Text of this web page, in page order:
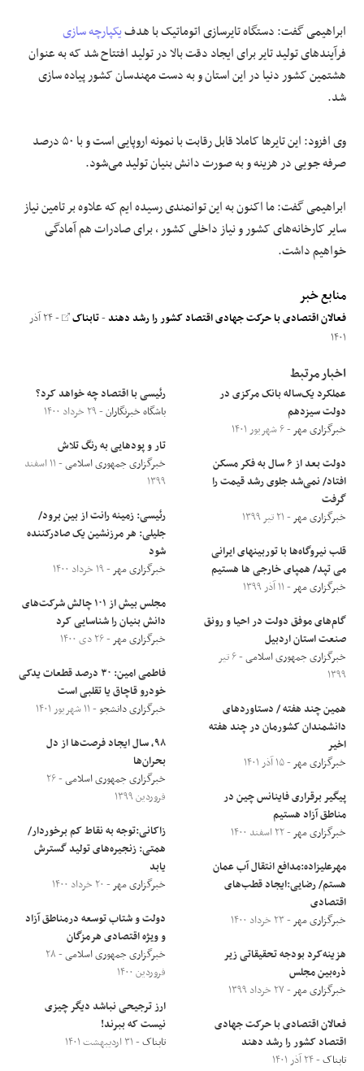
ابراهیمی گفت: دستگاه تایرسازی اتوماتیک با هدفیکپارچه سازی
فرآیند‌های تولید تایر برای ایجاد دقت بالا در تولید افتتاح شد که به عنوان
هشتمین کشور دنیا در این استان و به دست مهندسان کشور پیاده سازی
شد.
وی افزود: این تایر‌ها کاملا قابل رقابت با نمونه اروپایی است و با ۵۰ درصد
صرفه جویی در هزینه و به صورت دانش بنیان تولید می‌شود.
ابراهیمی گفت: ما اکنون به این توانمندی رسیده ایم که علاوه بر تامین نیاز
سایر کارخانه‌های کشور و نیاز داخلی کشور ، برای صادرات هم آمادگی
خواهیم داشت.
منابع خبر
فعالان اقتصادی با حرکت جهادی اقتصاد کشور را رشد دهند-تابناک
- ۲۴ آذر
۱۴۰۱
اخبار مرتبط
عملکرد یک‌ساله بانک مرکزی در
دولت سیزدهم
خبرگزاری مهر- ۶ شهریور ۱۴۰۱
دولت بعد از ۶ سال به فکر مسکن
افتاد/ نمی‌شد جلوی رشد قیمت را
گرفت
خبرگزاری مهر- ۲۱ تیر ۱۳۹۹
قلب نیروگاه‌ها با توربینهای ایرانی
می تپد/ همپای خارجی ها هستیم
خبرگزاری مهر- ۱۱ آذر ۱۳۹۹
گام‌های موفق دولت در احیا و رونق
صنعت استان اردبیل‌
خبرگزاری جمهوری اسلامی
- ۶ تیر
۱۳۹۹
همین چند هفته / دستاوردهای
دانشمندان کشورمان در چند هفته
اخیر
خبرگزاری مهر- ۱۵ آذر ۱۴۰۱
پیگیر برقراری فاینانس چین در
مناطق آزاد هستیم
خبرگزاری مهر- ۲۲ اسفند ۱۴۰۰
مهرعلیزاده:مدافع انتقال آب عمان
هستم/ رضایی:ایجاد قطب‌های
اقتصادی
خبرگزاری مهر- ۲۳ خرداد ۱۴۰۰
هزینه‌کرد بودجه تحقیقاتی زیر
ذره‌بین مجلس
خبرگزاری مهر- ۲۷ خرداد ۱۳۹۹
فعالان اقتصادی با حرکت جهادی
اقتصاد کشور را رشد دهند
تابناک- ۲۴ آذر ۱۴۰۱
رئیسی با اقتصاد چه خواهد کرد؟
باشگاه خبرنگاران- ۲۹ خرداد ۱۴۰۰
تار و پودهایی به رنگ تلاش
خبرگزاری جمهوری اسلامی
- ۱۱ اسفند
۱۳۹۹
رئیسی: زمینه‌ رانت از بین برود/
جلیلی: هر مرزنشین یک صادرکننده
شود
خبرگزاری مهر- ۱۹ خرداد ۱۴۰۰
مجلس بیش از ۱۰۱ چالش شرکت‌های
دانش بنیان را شناسایی کرد
خبرگزاری مهر- ۲۶ دی ۱۴۰۰
فاطمی امین: ۳۰ درصد قطعات یدکی
خودرو قاچاق یا تقلبی است
خبرگزاری دانشجو- ۱۱ شهریور ۱۴۰۱
۹۸، سال ایجاد فرصت‌ها از دل
بحران‌ها
خبرگزاری جمهوری اسلامی - ۲۶
فروردین ۱۳۹۹
زاکانی:توجه به نقاط کم برخوردار/
همتی: زنجیره‌های تولید گسترش
یابد
خبرگزاری مهر- ۲۰ خرداد ۱۴۰۰
دولت و شتاب توسعه درمناطق آزاد
و ویژه اقتصادی هرمزگان
خبرگزاری جمهوری اسلامی - ۲۸
فروردین ۱۴۰۰
ارز ترجیحی نباشد دیگر چیزی
نیست که ببرند!
تابناک- ۳۱ اردیبهشت ۱۴۰۱